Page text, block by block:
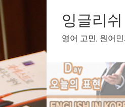
content잉글리
영어 고민, 원